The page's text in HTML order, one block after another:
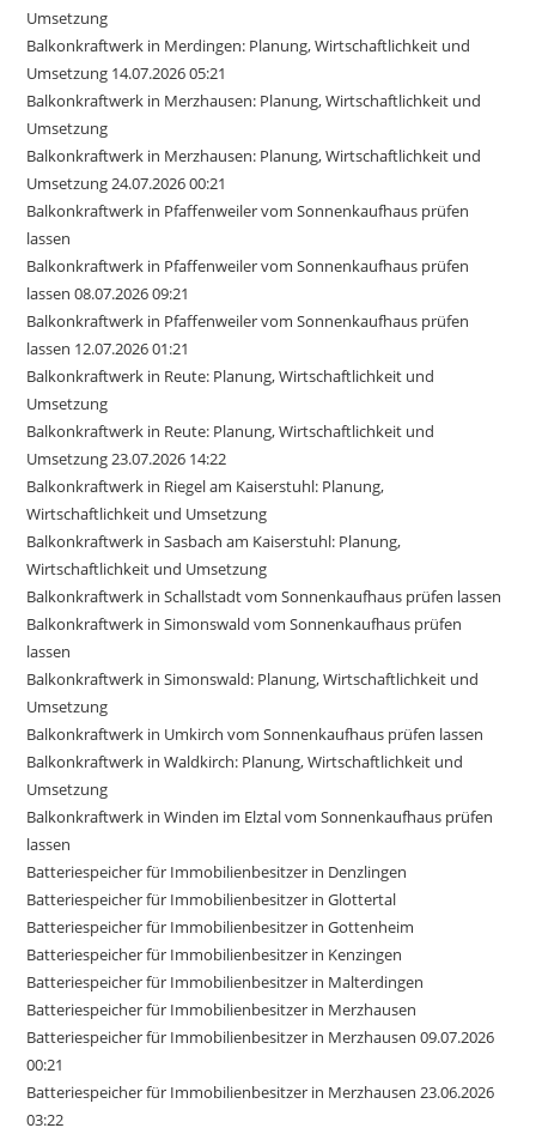
Umsetzung
Balkonkraftwerk in Merdingen: Planung, Wirtschaftlichkeit und
Umsetzung 14.07.2026 05:21
Balkonkraftwerk in Merzhausen: Planung, Wirtschaftlichkeit und
Umsetzung
Balkonkraftwerk in Merzhausen: Planung, Wirtschaftlichkeit und
Umsetzung 24.07.2026 00:21
Balkonkraftwerk in Pfaffenweiler vom Sonnenkaufhaus prüfen
lassen
Balkonkraftwerk in Pfaffenweiler vom Sonnenkaufhaus prüfen
lassen 08.07.2026 09:21
Balkonkraftwerk in Pfaffenweiler vom Sonnenkaufhaus prüfen
lassen 12.07.2026 01:21
Balkonkraftwerk in Reute: Planung, Wirtschaftlichkeit und
Umsetzung
Balkonkraftwerk in Reute: Planung, Wirtschaftlichkeit und
Umsetzung 23.07.2026 14:22
Balkonkraftwerk in Riegel am Kaiserstuhl: Planung,
Wirtschaftlichkeit und Umsetzung
Balkonkraftwerk in Sasbach am Kaiserstuhl: Planung,
Wirtschaftlichkeit und Umsetzung
Balkonkraftwerk in Schallstadt vom Sonnenkaufhaus prüfen lassen
Balkonkraftwerk in Simonswald vom Sonnenkaufhaus prüfen
lassen
Balkonkraftwerk in Simonswald: Planung, Wirtschaftlichkeit und
Umsetzung
Balkonkraftwerk in Umkirch vom Sonnenkaufhaus prüfen lassen
Balkonkraftwerk in Waldkirch: Planung, Wirtschaftlichkeit und
Umsetzung
Balkonkraftwerk in Winden im Elztal vom Sonnenkaufhaus prüfen
lassen
Batteriespeicher für Immobilienbesitzer in Denzlingen
Batteriespeicher für Immobilienbesitzer in Glottertal
Batteriespeicher für Immobilienbesitzer in Gottenheim
Batteriespeicher für Immobilienbesitzer in Kenzingen
Batteriespeicher für Immobilienbesitzer in Malterdingen
Batteriespeicher für Immobilienbesitzer in Merzhausen
Batteriespeicher für Immobilienbesitzer in Merzhausen 09.07.2026
00:21
Batteriespeicher für Immobilienbesitzer in Merzhausen 23.06.2026
03:22